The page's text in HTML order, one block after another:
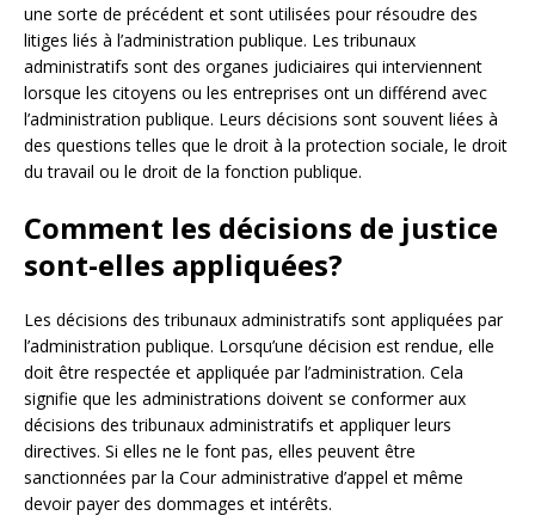
une sorte de précédent et sont utilisées pour résoudre des
litiges liés à l’administration publique. Les tribunaux
administratifs sont des organes judiciaires qui interviennent
lorsque les citoyens ou les entreprises ont un différend avec
l’administration publique. Leurs décisions sont souvent liées à
des questions telles que le droit à la protection sociale, le droit
du travail ou le droit de la fonction publique.
Comment les décisions de justice
sont-elles appliquées?
Les décisions des tribunaux administratifs sont appliquées par
l’administration publique. Lorsqu’une décision est rendue, elle
doit être respectée et appliquée par l’administration. Cela
signifie que les administrations doivent se conformer aux
décisions des tribunaux administratifs et appliquer leurs
directives. Si elles ne le font pas, elles peuvent être
sanctionnées par la Cour administrative d’appel et même
devoir payer des dommages et intérêts.